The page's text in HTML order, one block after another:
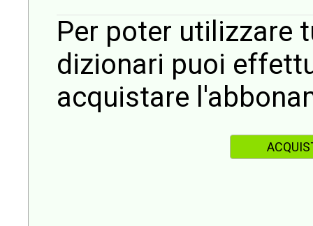
Per poter utilizzare
dizionari puoi
acquistare